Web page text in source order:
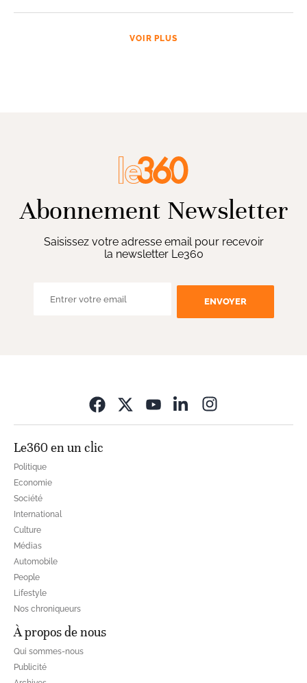
VOIR PLUS
Abonnement Newsletter
Saisissez votre adresse email pour recevoir
la newsletter Le360
ENVOYER
Le360 en un clic
Politique
Economie
Société
International
Culture
Médias
Automobile
People
Lifestyle
Nos chroniqueurs
À propos de nous
Qui sommes-nous
Publicité